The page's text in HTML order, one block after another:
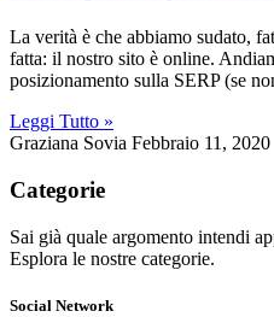
La verità è che abbiamo sudato,
fatta: il nostro sito è online.
posizionamento sulla SERP (se
Leggi Tutto »
Graziana Sovia Febbraio 11, 2020
Categorie
Sai già quale argomento intendi
Esplora le nostre categorie.
Social Network